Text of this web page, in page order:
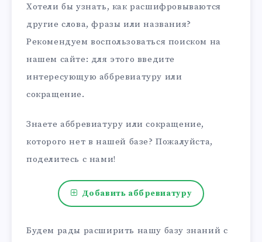
Хотели бы узнать, как расшифровываются
другие слова, фразы или названия?
Рекомендуем воспользоваться поиском на
нашем сайте: для этого введите
интересующую аббревиатуру или
сокращение.
Знаете аббревиатуру или сокращение,
которого нет в нашей базе? Пожалуйста,
поделитесь с нами!
Добавить аббревиатуру
Будем рады расширить нашу базу знаний с